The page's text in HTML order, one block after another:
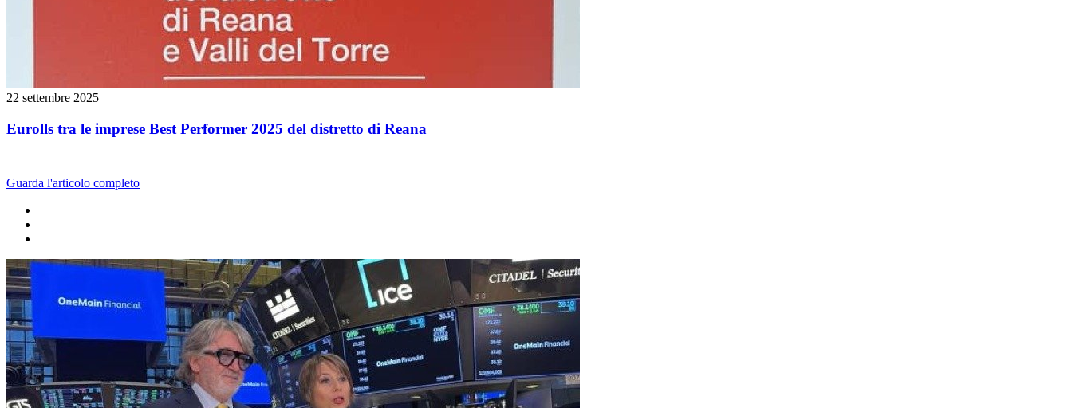
22 settembre 2025
Eurolls tra le imprese Best Performer 2025 del distretto di Reana
Guarda l'articolo completo